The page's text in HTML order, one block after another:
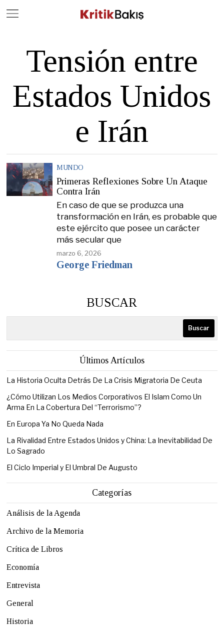
Tensión entre
Estados Unidos
e Irán
MUNDO
Primeras Reflexiones Sobre Un Ataque
Contra Irán
En caso de que se produzca una
transformación en Irán, es probable que
este ejército que posee un carácter
más secular que
marzo 6, 2026
George Friedman
BUSCAR
Buscar
Últimos Artículos
La Historia Oculta Detrás De La Crisis Migratoria De Ceuta
¿Cómo Utilizan Los Medios Corporativos El Islam Como Un
Arma En La Cobertura Del “Terrorismo”?
En Europa Ya No Queda Nada
La Rivalidad Entre Estados Unidos y China: La Inevitabilidad De
Lo Sagrado
El Ciclo Imperial y El Umbral De Augusto
Categorías
Análisis de la Agenda
Archivo de la Memoria
Crítica de Libros
Economía
Entrevista
General
Historia